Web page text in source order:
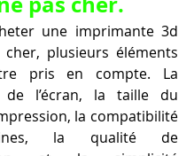
une imprimante 3d
cher, plusieurs éléments
pris en compte. La
de l’écran, la taille du
la compatibilité
la qualité de